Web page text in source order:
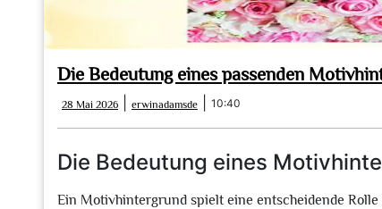
Die Bedeutung eines passenden
28 Mai 2026
Mai
2026
erwinadamsde erwinadamsde
10:40
Die Bedeutung eines
Ein Motivhintergrund spielt eine entscheidende